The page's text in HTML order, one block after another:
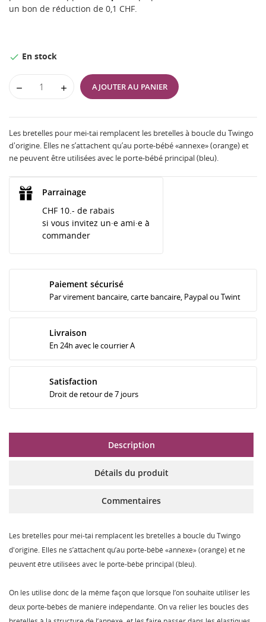
un bon de réduction de 0,1 CHF.
 En stock
AJOUTER AU PANIER
Les bretelles pour mei-tai remplacent les bretelles à boucle du Twingo
d'origine. Elles ne s’attachent qu’au porte-bébé «annexe» (orange) et
ne peuvent être utilisées avec le porte-bébé principal (bleu).
Parrainage
CHF 10.- de rabais
si vous invitez un·e ami·e à
commander
Paiement sécurisé
Par virement bancaire, carte bancaire, Paypal ou Twint
Livraison
En 24h avec le courrier A
Satisfaction
Droit de retour de 7 jours
Description
Détails du produit
Commentaires
Les bretelles pour mei-tai remplacent les bretelles à boucle du Twingo
d'origine. Elles ne s’attachent qu’au porte-bébé «annexe» (orange) et ne
peuvent être utilisées avec le porte-bébé principal (bleu).
On les utilise donc de la même façon que lorsque l’on souhaite utiliser les
deux porte-bébés de manière indépendante. On va relier les boucles des